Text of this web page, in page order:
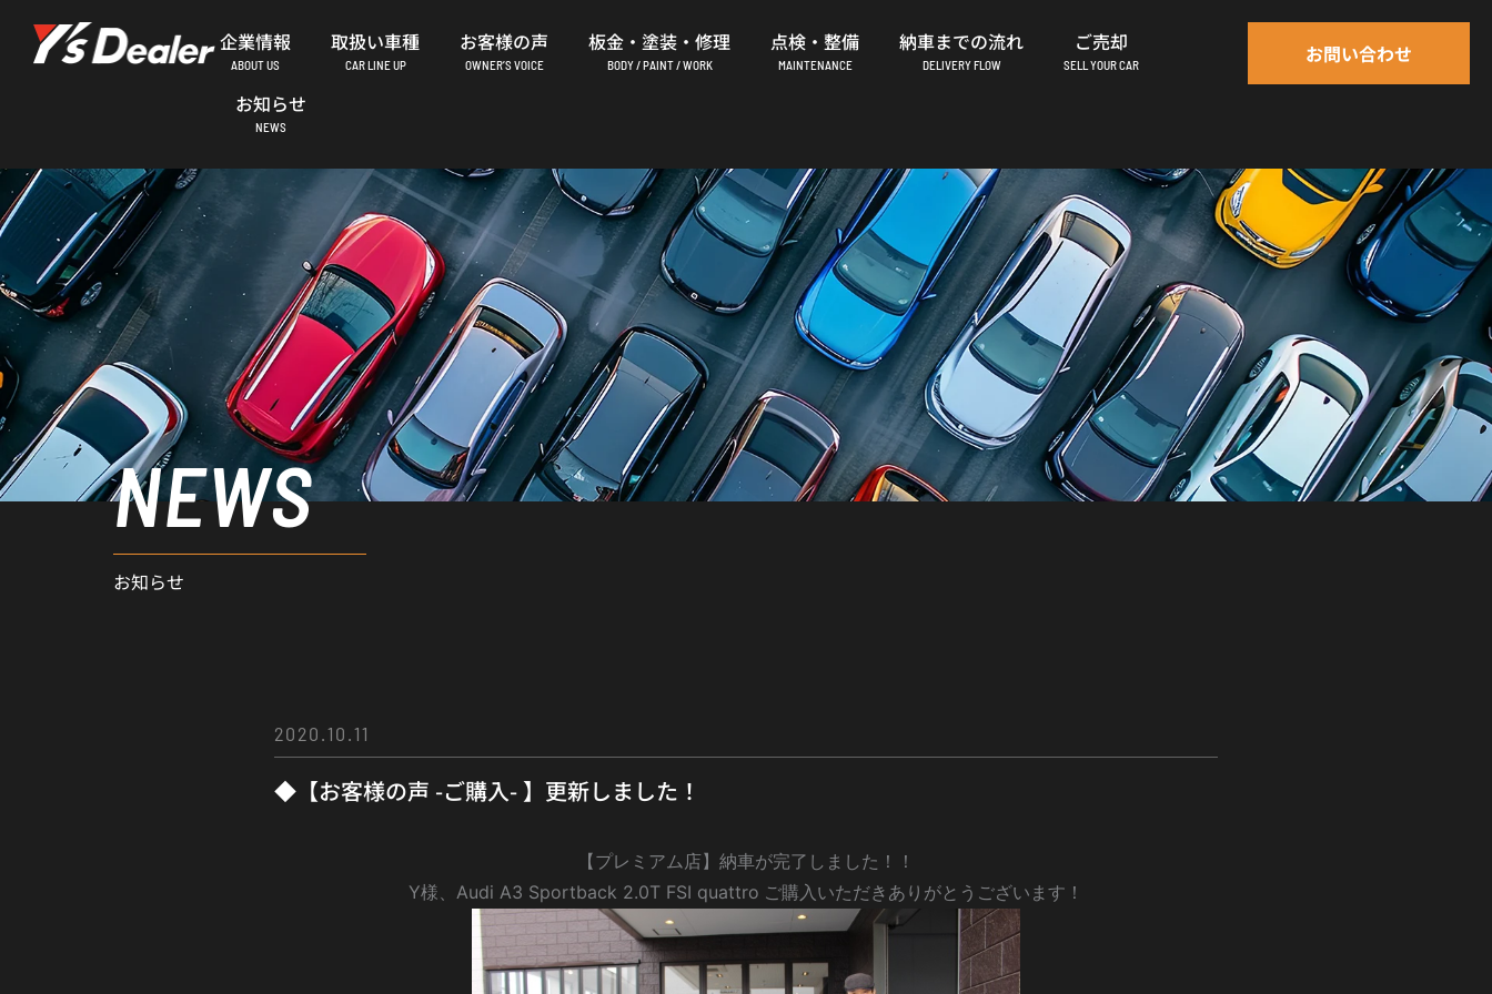
ッ
プ
企業情報
ABOUT US
取扱い車種
CAR LINE UP
お客様の声
OWNER’S VOICE
板金・塗装・修理
BODY / PAINT / WORK
点検・整備
MAINTENANCE
納車までの流れ
DELIVERY FLOW
ご売却
SELL YOUR CAR
お知らせ
NEWS
お問い合わせ
NEWS
お知らせ
2020.10.11
◆【お客様の声 -ご購入- 】更新しました！
【プレミアム店】納車が完了しました！！
Y様、Audi A3 Sportback 2.0T FSI quattro ご購入いただきありがとうございます！